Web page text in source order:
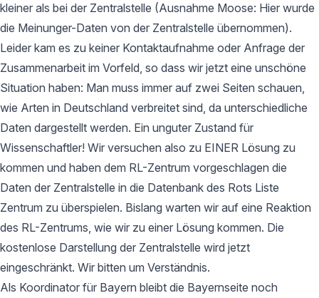
kleiner als bei der Zentralstelle (Ausnahme Moose: Hier wurde
die Meinunger-Daten von der Zentralstelle übernommen).
Leider kam es zu keiner Kontaktaufnahme oder Anfrage der
Zusammenarbeit im Vorfeld, so dass wir jetzt eine unschöne
Situation haben: Man muss immer auf zwei Seiten schauen,
wie Arten in Deutschland verbreitet sind, da unterschiedliche
Daten dargestellt werden. Ein unguter Zustand für
Wissenschaftler! Wir versuchen also zu EINER Lösung zu
kommen und haben dem RL-Zentrum vorgeschlagen die
Daten der Zentralstelle in die Datenbank des Rots Liste
Zentrum zu überspielen. Bislang warten wir auf eine Reaktion
des RL-Zentrums, wie wir zu einer Lösung kommen. Die
kostenlose Darstellung der Zentralstelle wird jetzt
eingeschränkt. Wir bitten um Verständnis.
Als Koordinator für Bayern bleibt die Bayernseite noch